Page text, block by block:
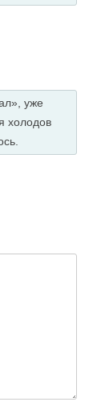
уже
холодов